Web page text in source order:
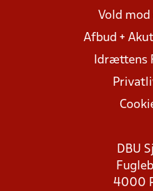
Vold
Afbud +
Idrættens
DBU
4000